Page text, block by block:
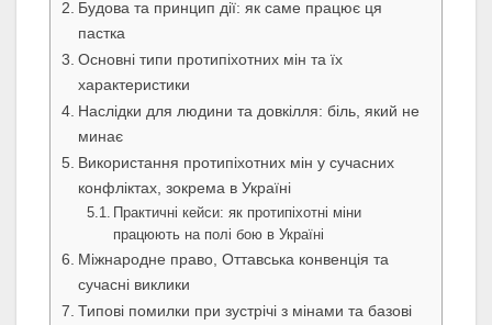
Будова та принцип дії: як саме працює ця
пастка
Основні типи протипіхотних мін та їх
характеристики
Наслідки для людини та довкілля: біль, який не
минає
Використання протипіхотних мін у сучасних
конфліктах, зокрема в Україні
Практичні кейси: як протипіхотні міни
працюють на полі бою в Україні
Міжнародне право, Оттавська конвенція та
сучасні виклики
Типові помилки при зустрічі з мінами та базові